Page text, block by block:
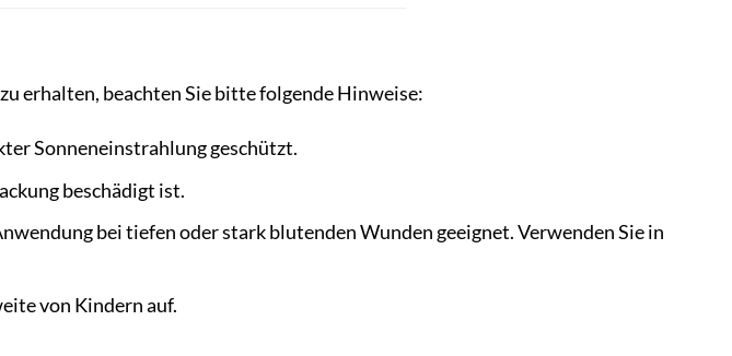
erhalten, beachten Sie bitte folgende Hinweise:
Sonneneinstrahlung geschützt.
beschädigt ist.
bei tiefen oder stark blutenden Wunden geeignet. Verwenden Sie in
von Kindern auf.